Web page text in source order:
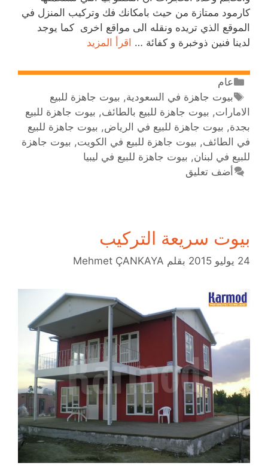
كارمود ممتازة من حيث بامكانك فك وتركيب المنزل في
الموقع الذي تريده ونقله الى مواقع اخرى كما يوجد
لدينا فنين ذوخبرة و كفائة … اقرأ المزيد
عام
بيوت جاهزة في السعودية, بيوت جاهزة للبيع
الامارات, بيوت جاهزة للبيع بالطائف, بيوت جاهزة للبيع
بجدة, بيوت جاهزة للبيع في الرياض, بيوت جاهزة للبيع
في الطائف, بيوت جاهزة للبيع في الكويت, بيوت جاهزة
للبيع في لبنان, بيوت جاهزة للبيع في ليبيا
أضف تعليق
بيوت سريعة التركيب
24 يوليو 2015 بقلم Mehmet ÇANKAYA